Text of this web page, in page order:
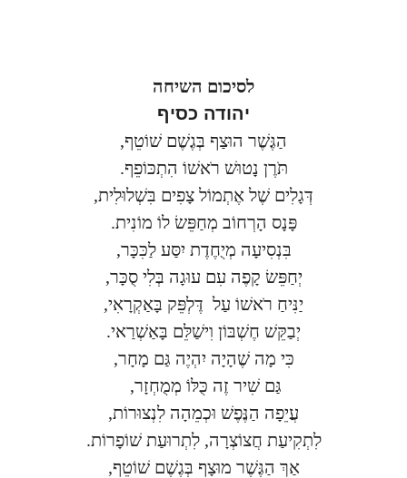
לסיכום השיחה
יהודה כסיף
הַגֶּשֶׁר הוּצַף בְּגֶשֶׁם שׁוֹטֵף,
תֹּרֶן נָטוּשׁ רֹאשׁוֹ הִתְכּוֹפֵף.
דְּגָלִים שֶׁל אֶתְמוֹל צָפִים בִּשְׁלוּלִית,
פָּנָס הָרְחוֹב מְחַפֵּשׂ לוֹ מוֹנִית.
בִּנְסִיעָה מְיֻחֶדֶת יִסַּע לַכִּכָּר,
יְחַפֵּשׂ קָפֶה עִם עוּגָה בְּלִי סֻכָּר,
יַנִּיחַ רֹאשׁוֹ עַל דֶּלְפֵּק בָּאַקְרָאִי,
יְבַקֵּשׁ חֶשְׁבּוֹן וִישַׁלֵּם בָּאַשְׁרַאי.
כִּי מָה שֶׁהָיָה יִהְיֶה גַּם מָחָר,
גַּם שִׁיר זֶה כֻּלּוֹ מְמֻחְזָר,
עֲיֵפָה הַנֶּפֶשׁ וּכְמֵהָה לִנְצוּרוֹת,
לִתְקִיעַת חֲצוֹצְרָה, לִתְרוּעַת שׁוֹפָרוֹת.
אַךְ הַגֶּשֶׁר מוּצָף בְּגֶשֶׁם שׁוֹטֵף,